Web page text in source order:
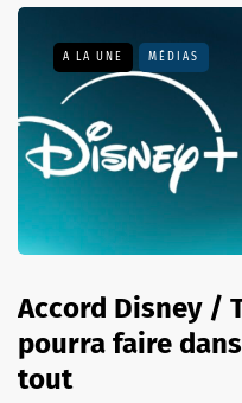
A LA UNE MÉDIAS
Accord Disney /
pourra faire
tout